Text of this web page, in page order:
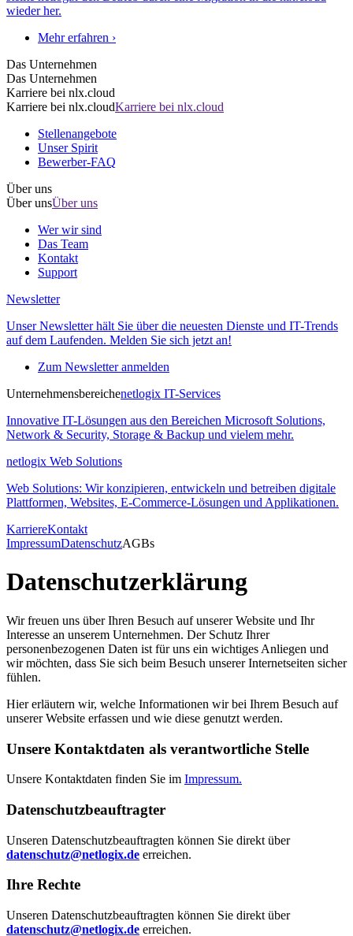
wieder her.
Mehr erfahren ›
Das Unternehmen
Das Unternehmen
Karriere bei nlx.cloud
Karriere bei nlx.cloudKarriere bei nlx.cloud
Stellenangebote
Unser Spirit
Bewerber-FAQ
Über uns
Über unsÜber uns
Wer wir sind
Das Team
Kontakt
Support
Newsletter
Unser Newsletter hält Sie über die neuesten Dienste und IT-Trends
auf dem Laufenden. Melden Sie sich jetzt an!
Zum Newsletter anmelden
Unternehmensbereichenetlogix IT-Services
Innovative IT-Lösungen aus den Bereichen Microsoft Solutions,
Network & Security, Storage & Backup und vielem mehr.
netlogix Web Solutions
Web Solutions: Wir konzipieren, entwickeln und betreiben digitale
Plattformen, Websites, E-Commerce-Lösungen und Applikationen.
KarriereKontakt
ImpressumDatenschutzAGBs
Datenschutzerklärung
Wir freuen uns über Ihren Besuch auf unserer Website und Ihr
Interesse an unserem Unternehmen. Der Schutz Ihrer
personenbezogenen Daten ist für uns ein wichtiges Anliegen und
wir möchten, dass Sie sich beim Besuch unserer Internetseiten sicher
fühlen.
Hier erläutern wir, welche Informationen wir bei Ihrem Besuch auf
unserer Website erfassen und wie diese genutzt werden.
Unsere Kontaktdaten als verantwortliche Stelle
Unsere Kontaktdaten finden Sie im Impressum.
Datenschutzbeauftragter
Unseren Datenschutzbeauftragten können Sie direkt über
datenschutz@netlogix.de erreichen.
Ihre Rechte
Unseren Datenschutzbeauftragten können Sie direkt über
datenschutz@netlogix.de erreichen.